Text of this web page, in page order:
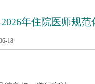
年住院医师规
18